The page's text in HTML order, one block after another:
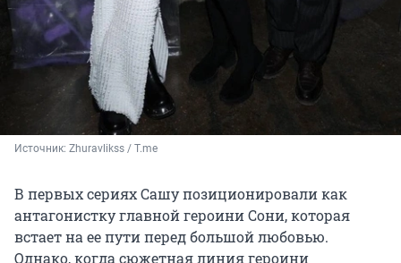
Источник: Zhuravlikss / T.me
В первых сериях Сашу позиционировали как
антагонистку главной героини Сони, которая
встает на ее пути перед большой любовью.
Однако, когда сюжетная линия героини